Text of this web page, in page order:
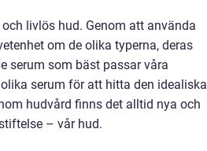
livlös hud. Genom att använda
om de olika typerna, deras
serum som bäst passar våra
serum för att hitta den idealiska
hudvård finns det alltid nya och
– vår hud.